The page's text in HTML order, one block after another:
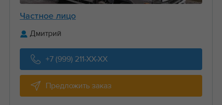
Частное лицо
Дмитрий
+7 (999) 211-XX-XX
Предложить заказ